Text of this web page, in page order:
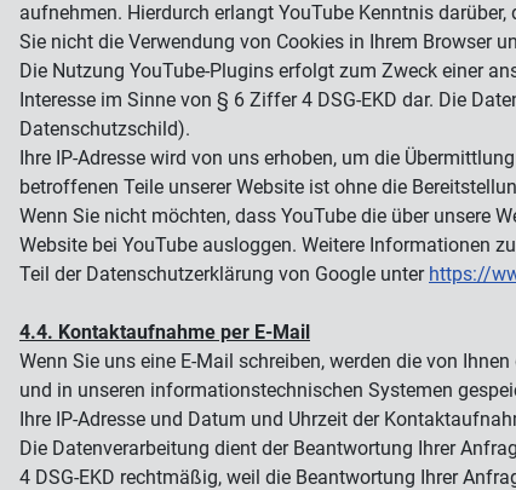
aufnehmen. Hierdurch erlangt YouTube Kenntnis
Sie nicht die Verwendung von Cookies in Ihrem Browser
Die Nutzung YouTube-Plugins erfolgt zum Zweck einer
Interesse im Sinne von § 6 Ziffer 4 DSG-EKD dar. Die
Datenschutzschild).
Ihre IP-Adresse wird von uns erhoben, um die
betroffenen Teile unserer Website ist ohne die
Wenn Sie nicht möchten, dass YouTube die über unsere
Website bei YouTube ausloggen. Weitere Informationen
Teil der Datenschutzerklärung von Google unter https://
4.4. Kontaktaufnahme per E-Mail
Wenn Sie uns eine E-Mail schreiben, werden die von
und in unseren informationstechnischen Systemen
Ihre IP-Adresse und Datum und Uhrzeit der
Die Datenverarbeitung dient der Beantwortung Ihrer
4 DSG-EKD rechtmäßig, weil die Beantwortung Ihrer